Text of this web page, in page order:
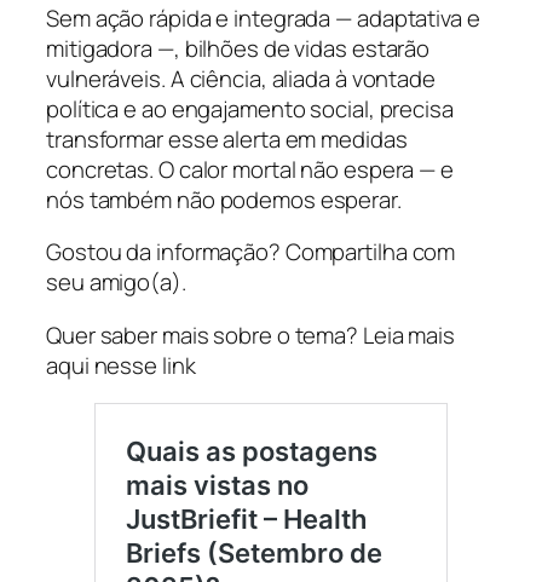
Sem ação rápida e integrada — adaptativa e
mitigadora —, bilhões de vidas estarão
vulneráveis. A ciência, aliada à vontade
política e ao engajamento social, precisa
transformar esse alerta em medidas
concretas. O calor mortal não espera — e
nós também não podemos esperar.
Gostou da informação? Compartilha com
seu amigo(a).
Quer saber mais sobre o tema? Leia mais
aqui nesse link